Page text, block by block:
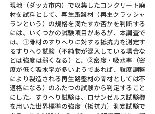
現地（ダッカ市内）で収集したコンクリート廃
材を試料として、再生路盤材（再生クラッシャ
ランという）の規格を満たすか否かを判断する
には、いくつかの試験項目があるが、本調査で
は、①骨材のすりへりに対する抵抗力を測定す
るすりへり試験（不純物が混入している場合な
どは強度は弱くなる）と、②密度・吸水率（密
度が低く吸水率が多いようであれば、粒度調整
により製造される再生路盤材の骨材としては不
適格になる）のふたつの試験から判定すること
にした。すりへり試験は、ロサンゼルス試験機
を用いた世界標準の強度（抵抗力）測定試験で